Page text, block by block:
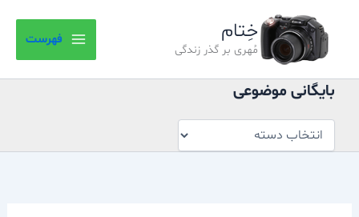
خِتام
مُهری بر گذر زندگی
فهرست
بایگانی موضوعی
موضوعی